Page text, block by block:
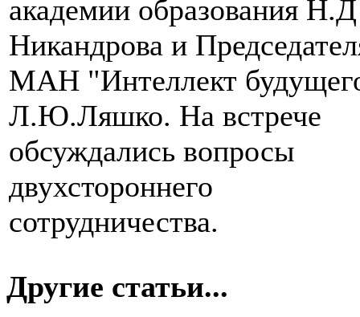
академии образования Н.Д
Никандрова и
МАН "Интеллект
Л.Ю.Ляшко. На встрече
обсуждались вопросы
двухстороннего
сотрудничества.
Другие статьи...